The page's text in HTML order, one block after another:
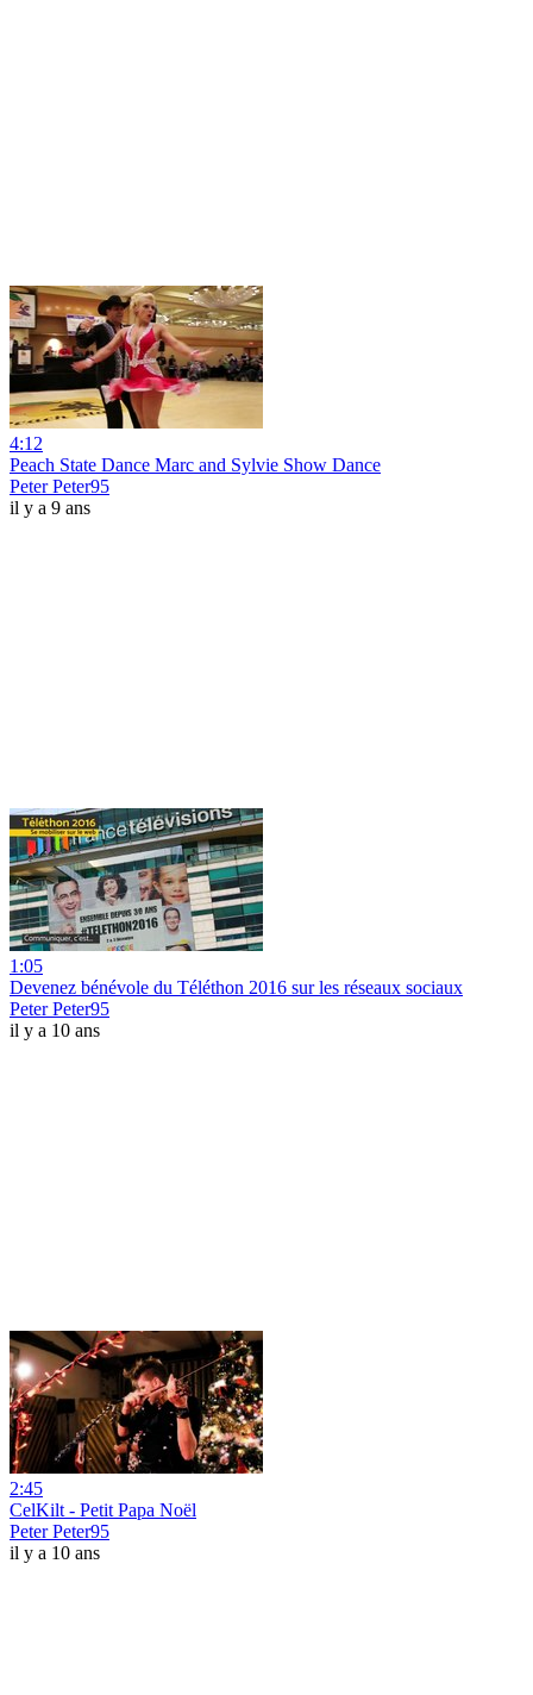
4:12
Peach State Dance Marc and Sylvie Show Dance
Peter Peter95
il y a 9 ans
1:05
Devenez bénévole du Téléthon 2016 sur les réseaux sociaux
Peter Peter95
il y a 10 ans
2:45
CelKilt - Petit Papa Noël
Peter Peter95
il y a 10 ans